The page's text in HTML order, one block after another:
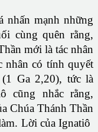
nhấn mạnh những
cùng quên rằng,
mới là tác nhân
nhân có tính quyết
Ga 2,20), tức là
cũng nhắc rằng,
Chúa Thánh Thần
Lời của Ignatiô